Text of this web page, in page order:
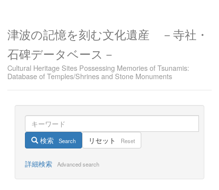
津波の記憶を刻む文化遺産 －寺社・
石碑データベース－
Cultural Heritage Sites Possessing Memories of Tsunamis:
Database of Temples/Shrines and Stone Monuments
検索 Search リセット Reset
詳細検索 Advanced search